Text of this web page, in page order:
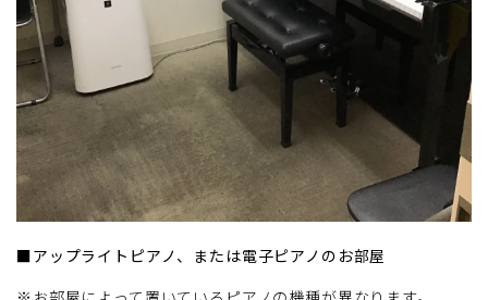
■アップライトピアノ、または電子ピアノのお部屋